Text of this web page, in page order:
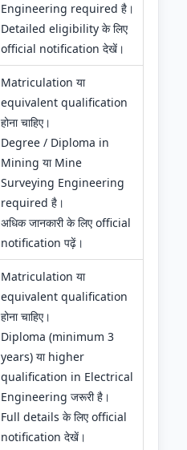
Engineering required है।
Detailed eligibility के लिए
official notification देखें।
Matriculation या
equivalent qualification
होना चाहिए।
Degree / Diploma in
Mining या Mine
Surveying Engineering
required है।
अधिक जानकारी के लिए official
notification पढ़ें।
Matriculation या
equivalent qualification
होना चाहिए।
Diploma (minimum 3
years) या higher
qualification in Electrical
Engineering जरूरी है।
Full details के लिए official
notification देखें।